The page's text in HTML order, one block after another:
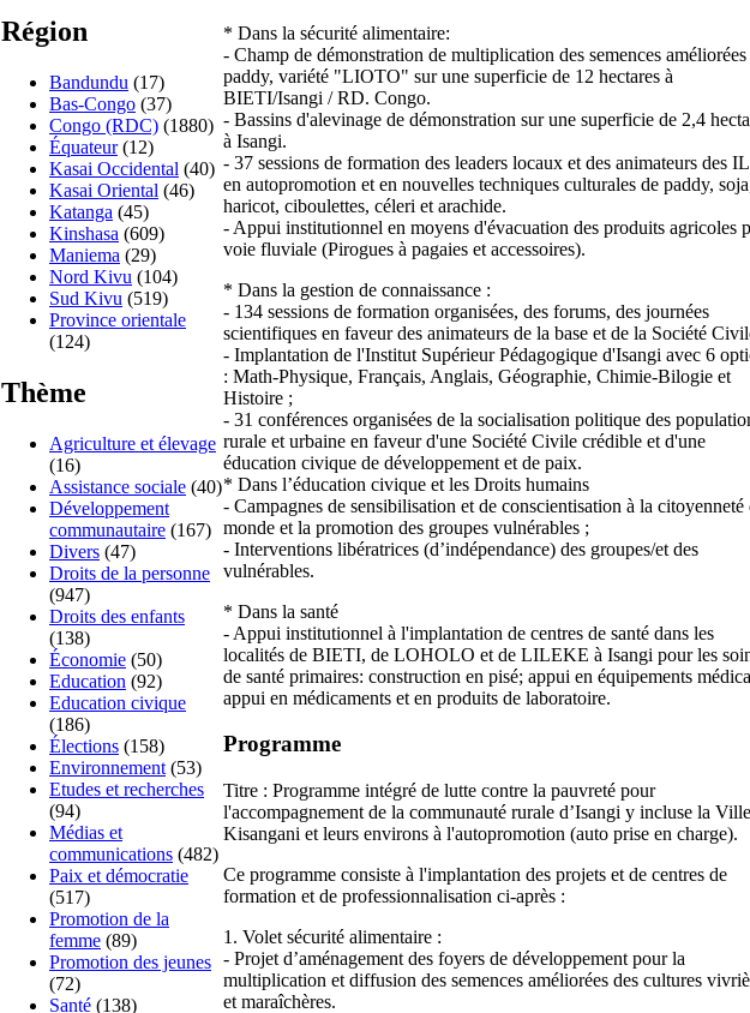
Région
Bandundu (17)
Bas-Congo (37)
Congo (RDC) (1880)
Équateur(12)
Kasai Occidental (40)
Kasai Oriental (46)
Katanga (45)
Kinshasa (609)
Maniema (29)
Nord Kivu (104)
Sud Kivu (519)
Province orientale
(124)
Thème
Agriculture et élevage
(16)
Assistance sociale (40)
Développement
communautaire (167)
Divers (47)
Droits de la personne
(947)
Droits des enfants
(138)
Économie (50)
Education (92)
Education civique
(186)
Élections (158)
Environnement (53)
Etudes et recherches
(94)
Médias et
communications (482)
Paix et démocratie
(517)
Promotion de la
femme (89)
Promotion des jeunes
(72)
Santé (138)
* Dans la sécurité alimentaire:
- Champ de démonstration de multiplication des semences améliorées
paddy, variété "LIOTO" sur une superficie de 12 hectares à
BIETI/Isangi / RD. Congo.
- Bassins d'alevinage de démonstration sur une superficie de 2,4
à Isangi.
- 37 sessions de formation des leaders locaux et des animateurs des
en autopromotion et en nouvelles techniques culturales de paddy,
haricot, ciboulettes, céleri et arachide.
- Appui institutionnel en moyens d'évacuation des produits agricoles
voie fluviale (Pirogues à pagaies et accessoires).
* Dans la gestion de connaissance :
- 134 sessions de formation organisées, des forums, des journées
scientifiques en faveur des animateurs de la base et de la Société
- Implantation de l'Institut Supérieur Pédagogique d'Isangi avec 6
: Math-Physique, Français, Anglais, Géographie, Chimie-Bilogie et
Histoire ;
- 31 conférences organisées de la socialisation politique des
rurale et urbaine en faveur d'une Société Civile crédible et d'une
éducation civique de développement et de paix.
* Dans l’éducation civique et les Droits humains
- Campagnes de sensibilisation et de conscientisation à la citoyenneté
monde et la promotion des groupes vulnérables ;
- Interventions libératrices (d’indépendance) des groupes/et des
vulnérables.
* Dans la santé
- Appui institutionnel à l'implantation de centres de santé dans les
localités de BIETI, de LOHOLO et de LILEKE à Isangi pour les
de santé primaires: construction en pisé; appui en équipements
appui en médicaments et en produits de laboratoire.
Programme
Titre : Programme intégré de lutte contre la pauvreté pour
l'accompagnement de la communauté rurale d’Isangi y incluse la
Kisangani et leurs environs à l'autopromotion (auto prise en charge).
Ce programme consiste à l'implantation des projets et de centres de
formation et de professionnalisation ci-après :
1. Volet sécurité alimentaire :
- Projet d’aménagement des foyers de développement pour la
multiplication et diffusion des semences améliorées des cultures
et maraîchères.